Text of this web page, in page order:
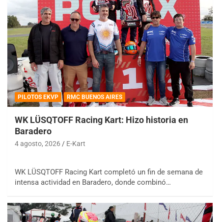
PILOTOS EKVP RMC BUENOS AIRES
WK LÜSQTOFF Racing Kart: Hizo historia en
Baradero
4 agosto, 2026 E-Kart
WK LÜSQTOFF Racing Kart completó un fin de semana de
intensa actividad en Baradero, donde combinó…